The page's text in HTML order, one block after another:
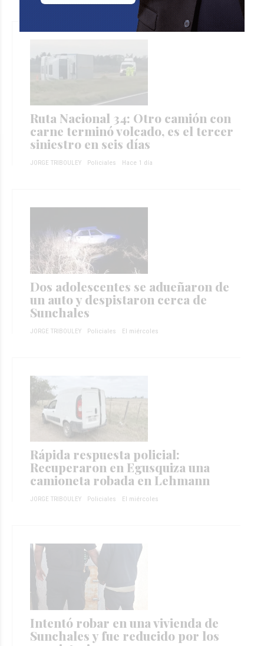
Ruta Nacional 34: Otro camión con
carne terminó volcado, es el tercer
siniestro en seis días
JORGE TRIBOULEY Policiales Hace 1 día
Dos adolescentes se adueñaron de
un auto y despistaron cerca de
Sunchales
JORGE TRIBOULEY Policiales El miércoles
Rápida respuesta policial:
Recuperaron en Egusquiza una
camioneta robada en Lehmann
JORGE TRIBOULEY Policiales El miércoles
Intentó robar en una vivienda de
Sunchales y fue reducido por los